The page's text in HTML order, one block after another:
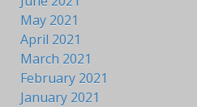
May 2021
April 2021
March 2021
February 2021
January 2021